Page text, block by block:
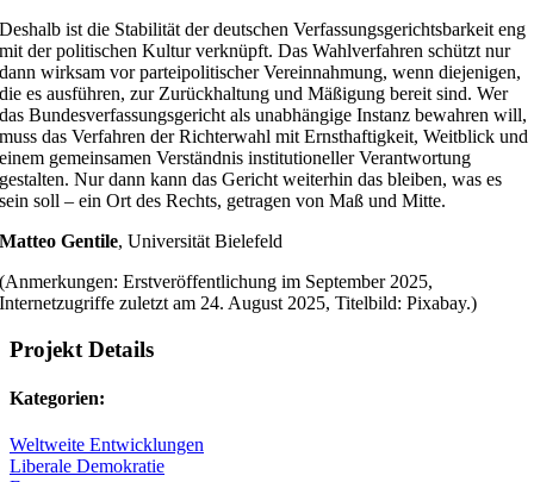
Deshalb ist die Stabilität der deutschen Verfassungsgerichtsbarkeit eng
mit der politischen Kultur verknüpft. Das Wahlverfahren schützt nur
dann wirksam vor parteipolitischer Vereinnahmung, wenn diejenigen,
die es ausführen, zur Zurückhaltung und Mäßigung bereit sind. Wer
das Bundesverfassungsgericht als unabhängige Instanz bewahren will,
muss das Verfahren der Richterwahl mit Ernsthaftigkeit, Weitblick und
einem gemeinsamen Verständnis institutioneller Verantwortung
gestalten. Nur dann kann das Gericht weiterhin das bleiben, was es
sein soll – ein Ort des Rechts, getragen von Maß und Mitte.
Matteo Gentile, Universität Bielefeld
(Anmerkungen: Erstveröffentlichung im September 2025,
Internetzugriffe zuletzt am 24. August 2025, Titelbild: Pixabay.)
Projekt Details
Kategorien:
Weltweite Entwicklungen
Liberale Demokratie